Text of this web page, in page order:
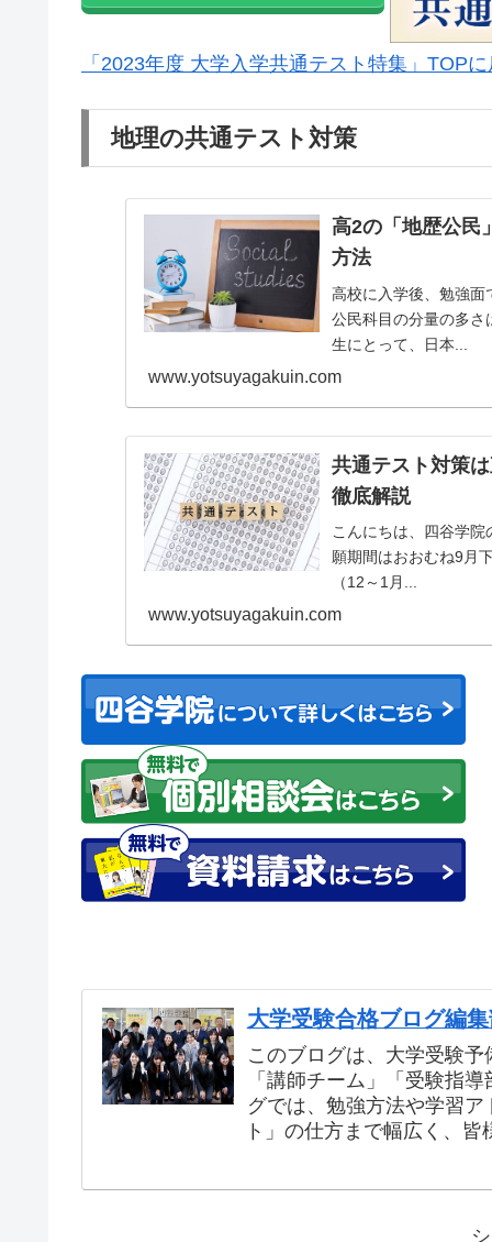
「2023年度 大学入学共通テスト特集」TOP
地理の共通テスト対策
高2の「地歴公民
方法
高校に入学後、勉強面
公民科目の分量の多さ
生にとって、日本...
www.yotsuyagakuin.com
共通テスト対策
徹底解説
こんにちは、四谷学
願期間はおおむね9月
（12～1月...
www.yotsuyagakuin.com
大学受験合格ブログ編
このブログは、大学受験
「講師チーム」「受験指
グでは、勉強方法や学習
ト」の仕方まで幅広く、